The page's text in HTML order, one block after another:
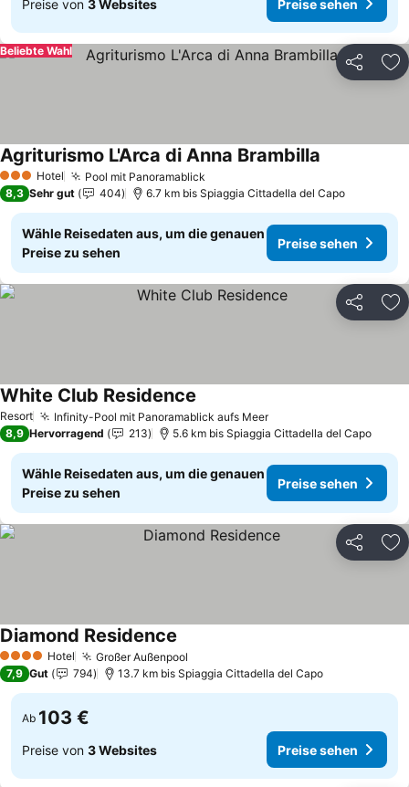
Preise von 3 Websites Preise sehen
Teilen
Beliebte Wahl
3 SterneHotel Pool mit Panoramablick
Agriturismo L'Arca di Anna Brambilla
8,3 Sehr gut 404 6.7 km bis Spiaggia Cittadella del Capo
Wähle Reisedaten aus, um die genauen
Preise zu sehen
Preise sehen
Teilen
Resort Infinity-Pool mit Panoramablick aufs MeerPreise sehen
White Club Residence
8,9 Hervorragend 213 5.6 km bis Spiaggia Cittadella del Capo
Wähle Reisedaten aus, um die genauen
Preise zu sehen
Preise sehen
Teilen
4 Sterne Hotel Großer Außenpool
Diamond Residence
7,9 Gut 794 13.7 km bis Spiaggia Cittadella del Capo
Ab 103 €
Preise von 3 Websites Preise sehen